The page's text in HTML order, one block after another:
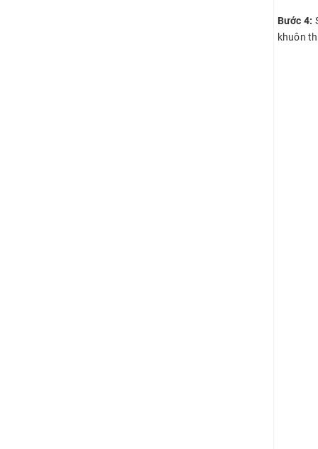
Bước 4:
khuôn